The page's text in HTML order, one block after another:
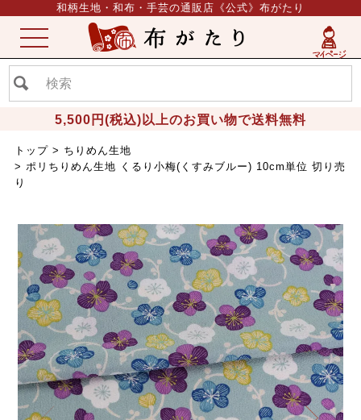
和柄生地・和布・手芸の通販店《公式》布がたり
5,500円(税込)以上のお買い物で送料無料
ME
NU
トップ
ちりめん生地
ポリちりめん生地 くるり小梅(くすみブルー) 10cm単位 切り売
り